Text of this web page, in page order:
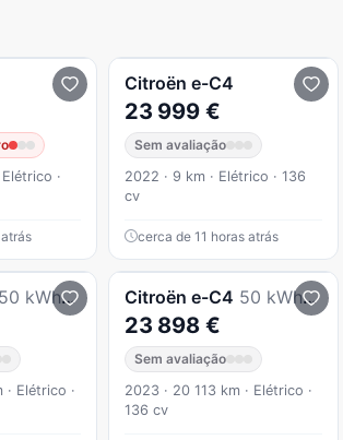
·
Citroën e-C4
23 999 €
Sem avaliação
2022 · 9 km · Elétrico · 136
cv
cerca de 11 horas atrás
50 kWh Shine
Elétrico ·
Citroën e-C4 50 kWh Shine
23 898 €
Sem avaliação
2023 · 20 113 km · Elétrico ·
136 cv